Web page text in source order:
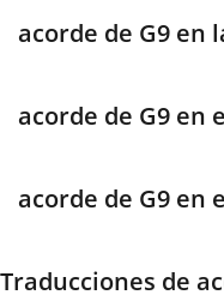
Português
acorde de G9 en
acorde de G9 en
acorde de G9 en
Traducciones de